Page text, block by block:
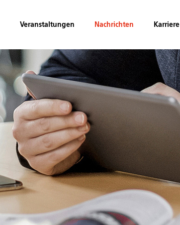
Veranstaltungen Nachrichten Karriere